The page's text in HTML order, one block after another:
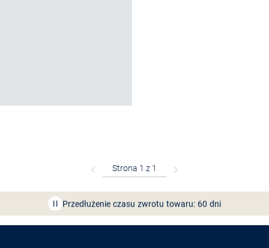
Bezpłatna dostawa z Friends
Przedłużenie czasu zwrotu towaru: 60 dni
Odkryj aplikację VANGRAAF